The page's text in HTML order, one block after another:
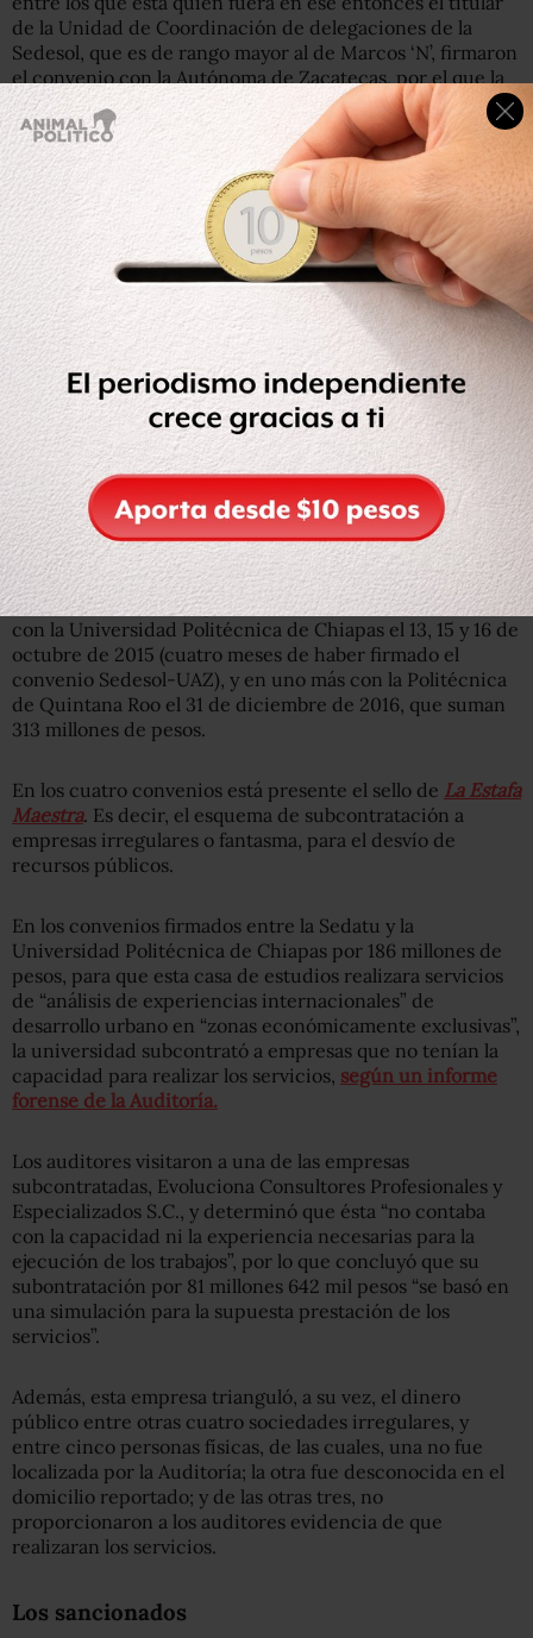
de la Unidad de Coordinación de delegaciones de la
Sedesol, que es de rango mayor al de Marcos ‘N’, firmaron
el convenio con la Autónoma de Zacatecas, por el que la
Auditoría señaló irregularidades.
Sin embargo, hasta ahora, la SFP no ha anunciado más
investigaciones por este convenio.
Del equipo cercano de Rosario Robles
Tal y como publicó Animal Políticoen una investigación el
pasado 31 de octubre, Marcos ‘N’ es uno de los 12
exfuncionarios de la Sedesol que intervienen en
convenios vinculados con el presunto desvío de recursos
públicos en el esquema conocido comoLa Estafa
Maestra , cuando Rosario Robles era su titular, y
repitieron cargos en la Sedatu cuando esta funcionaria
llegó a dirigir la dependencia.
De hecho, además del convenio entre Sedesol y la
Universidad Autónoma de Zacatecas, Marcos ‘N’
participó en la Sedatu, ya como director general de
coordinación de delegaciones, en otros tres convenios
con la Universidad Politécnica de Chiapas el 13, 15 y 16 de
octubre de 2015 (cuatro meses de haber firmado el
convenio Sedesol-UAZ), y en uno más con la Politécnica
de Quintana Roo el 31 de diciembre de 2016, que suman
313 millones de pesos.
En los cuatro convenios está presente el sello de La Estafa
Maestra. Es decir, el esquema de subcontratación a
empresas irregulares o fantasma, para el desvío de
recursos públicos.
En los convenios firmados entre la Sedatu y la
Universidad Politécnica de Chiapas por 186 millones de
pesos, para que esta casa de estudios realizara servicios
de “análisis de experiencias internacionales” de
desarrollo urbano en “zonas económicamente exclusivas”,
la universidad subcontrató a empresas que no tenían la
capacidad para realizar los servicios, según un informe
forense de la Auditoría.
Los auditores visitaron a una de las empresas
subcontratadas, Evoluciona Consultores Profesionales y
Especializados S.C., y determinó que ésta “no contaba
con la capacidad ni la experiencia necesarias para la
ejecución de los trabajos”, por lo que concluyó que su
subontratación por 81 millones 642 mil pesos “se basó en
una simulación para la supuesta prestación de los
servicios”.
Además, esta empresa trianguló, a su vez, el dinero
público entre otras cuatro sociedades irregulares, y
entre cinco personas físicas, de las cuales, una no fue
localizada por la Auditoría; la otra fue desconocida en el
domicilio reportado; y de las otras tres, no
proporcionaron a los auditores evidencia de que
realizaran los servicios.
Los sancionados